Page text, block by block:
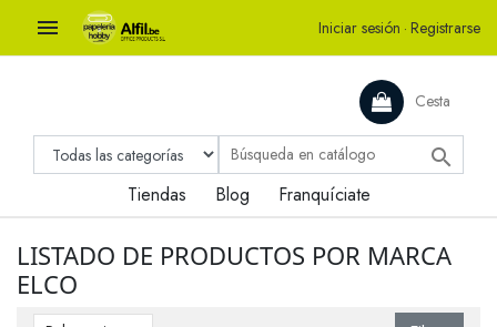
 Iniciar sesión · Registrarse
Cesta

Tiendas Blog Franquíciate
LISTADO DE PRODUCTOS POR MARCA
ELCO